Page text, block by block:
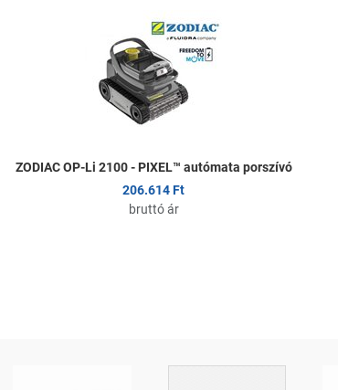
ZODIAC OP-Li 2100 - PIXEL™ autómata porszívó
206.614 Ft
bruttó ár